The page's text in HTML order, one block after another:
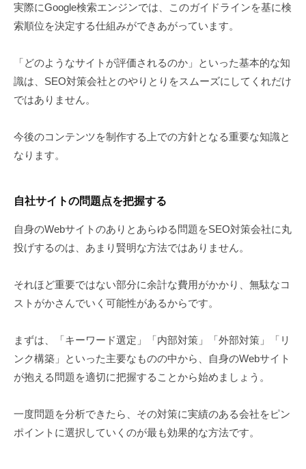
実際にGoogle検索エンジンでは、このガイドラインを基に検
索順位を決定する仕組みができあがっています。
「どのようなサイトが評価されるのか」といった基本的な知
識は、SEO対策会社とのやりとりをスムーズにしてくれだけ
ではありません。
今後のコンテンツを制作する上での方針となる重要な知識と
なります。
自社サイトの問題点を把握する
自身のWebサイトのありとあらゆる問題をSEO対策会社に丸
投げするのは、あまり賢明な方法ではありません。
それほど重要ではない部分に余計な費用がかかり、無駄なコ
ストがかさんでいく可能性があるからです。
まずは、「キーワード選定」「内部対策」「外部対策」「リ
ンク構築」といった主要なものの中から、自身のWebサイト
が抱える問題を適切に把握することから始めましょう。
一度問題を分析できたら、その対策に実績のある会社をピン
ポイントに選択していくのが最も効果的な方法です。